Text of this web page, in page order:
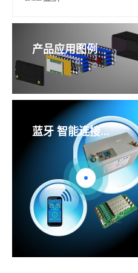
产品应用图例
蓝牙智能连接...